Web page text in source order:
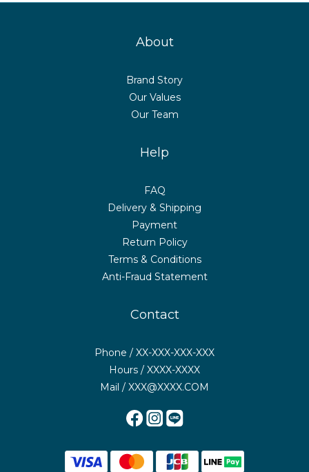
About
Brand Story
Our Values
Our Team
Help
FAQ
Delivery & Shipping
Payment
Return Policy
Terms & Conditions
Anti-Fraud Statement
Contact
Phone / XX-XXX-XXX-XXX
Hours / XXXX-XXXX
Mail / XXX@XXXX.COM